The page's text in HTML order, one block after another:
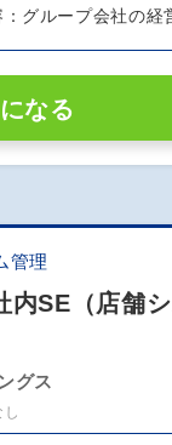
グループ会社の
なる
管理
内SE（店
グス